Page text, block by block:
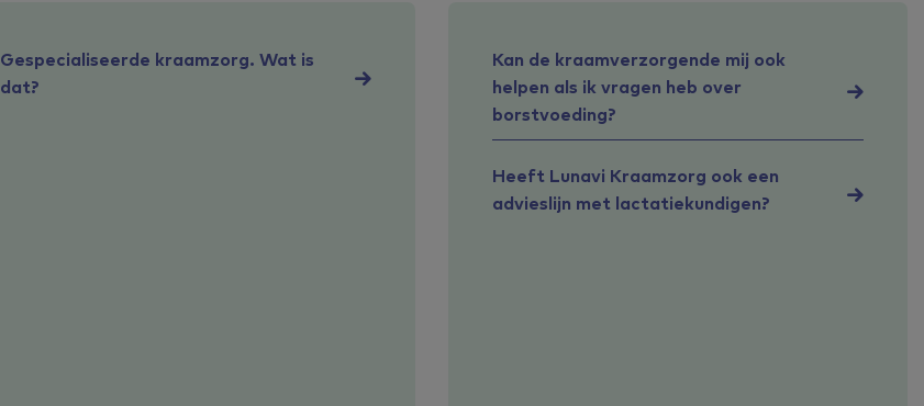
Gespecialiseerde kraamzorg. Wat is
dat?
Kan de kraamverzorgende mij ook
helpen als ik vragen heb over
borstvoeding?
Heeft Lunavi Kraamzorg ook een
advieslijn met lactatiekundigen?